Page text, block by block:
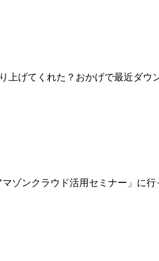
上げてくれた？おかげで最近ダ
ゾンクラウド活用セミナー」に